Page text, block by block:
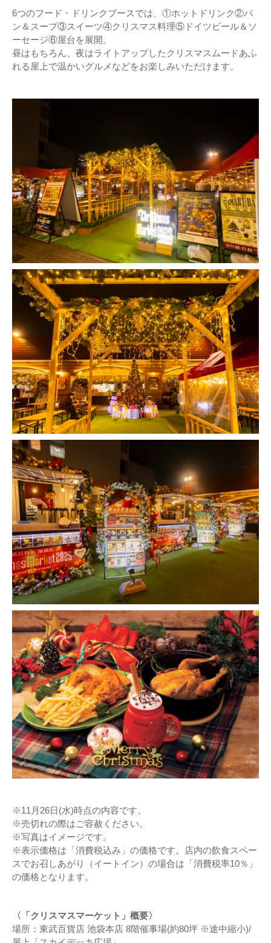
6つのフード・ドリンクブースでは、①ホットドリンク②パ
ン＆スープ③スイーツ④クリスマス料理⑤ドイツビール＆ソ
ーセージ⑥屋台を展開。
昼はもちろん、夜はライトアップしたクリスマスムードあふ
れる屋上で温かいグルメなどをお楽しみいただけます。
※11月26日(水)時点の内容です。
※売切れの際はご容赦ください。
※写真はイメージです。
※表示価格は「消費税込み」の価格です。店内の飲食スペー
スでお召しあがり（イートイン）の場合は「消費税率10％」
の価格となります。
〈「クリスマスマーケット」概要〉
場所：東武百貨店 池袋本店 8階催事場(約80坪 ※途中縮小)/